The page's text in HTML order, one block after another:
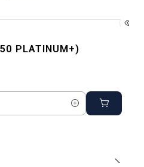
PLATINUM+)